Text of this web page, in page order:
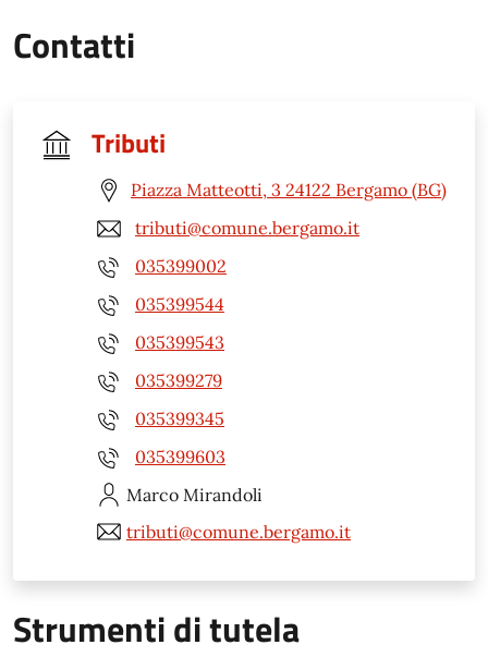
Contatti
Tributi
Piazza Matteotti, 3 24122 Bergamo (BG)
tributi@comune.bergamo.it
035399002
035399544
035399543
035399279
035399345
035399603
Marco Mirandoli
tributi@comune.bergamo.it
Strumenti di tutela